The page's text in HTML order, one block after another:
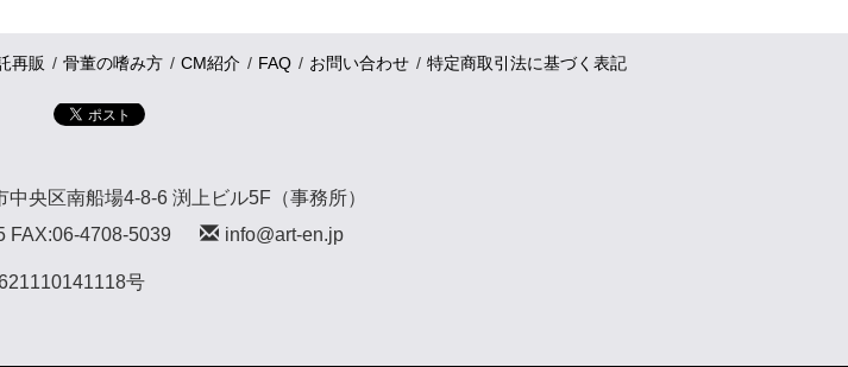
再販 骨董の嗜み方 CM紹介 FAQ お問い合わせ 特定商取引法に基づく表記
中央区南船場4-8-6 渕上ビル5F（事務所）
FAX:06-4708-5039
info@art-en.jp
号